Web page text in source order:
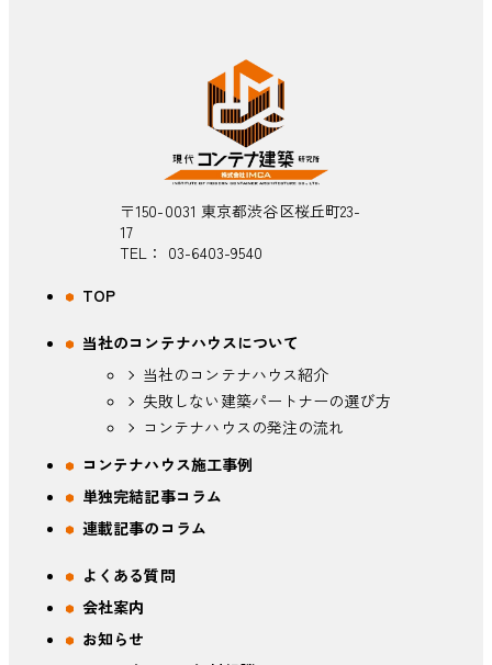
〒150-0031 東京都渋谷区桜丘町23-
17
TEL： 03-6403-9540
TOP
当社のコンテナハウスについて
当社のコンテナハウス紹介
失敗しない建築パートナーの選び方
コンテナハウスの発注の流れ
コンテナハウス施工事例
単独完結記事コラム
連載記事のコラム
よくある質問
会社案内
お知らせ